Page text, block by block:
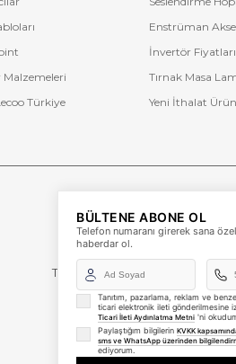
yer alan uyumluluk bilgilerini
Güvenli alışveriş altyapımız
Enstrüman
İnvertör Fiyatları
Malzemeleri
Tırnak Masa
Türkiye Yeni İthalat
+90 (850) 473
Tevfik Bey Mah. Dr. Ali Demir Cd.
Merkezi
Küçükçekmece /
BÜLTENE ABONE OL
Telefon numaranı girerek sana
haberdar ol.
Tanıtım, pazarlama, reklam ve
ticari elektronik ileti gönderilmesine
Ticari İleti Aydınlatma Metni 'ni
Paylaştığım bilgilerin KVKK
sms ve WhatsApp üzerinden
ediyorum.